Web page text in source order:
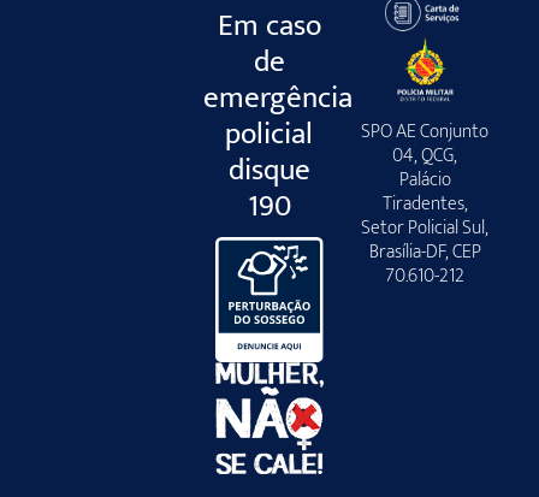
Em caso
de
emergência
policial
disque
190
SPO AE Conjunto
04, QCG,
Palácio
Tiradentes,
Setor Policial Sul,
Brasília-DF, CEP
70.610-212